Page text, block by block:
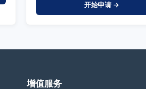
开始申请 →
增值服务